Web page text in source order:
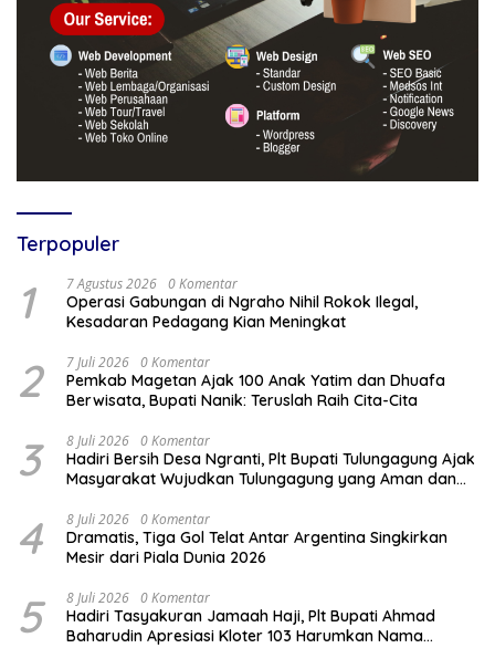
Terpopuler
1 7 Agustus 2026 0 Komentar
Operasi Gabungan di Ngraho Nihil Rokok Ilegal,
Kesadaran Pedagang Kian Meningkat
2 7 Juli 2026 0 Komentar
Pemkab Magetan Ajak 100 Anak Yatim dan Dhuafa
Berwisata, Bupati Nanik: Teruslah Raih Cita-Cita
3 8 Juli 2026 0 Komentar
Hadiri Bersih Desa Ngranti, Plt Bupati Tulungagung Ajak
Masyarakat Wujudkan Tulungagung yang Aman dan
4 8 Juli 2026 0 Komentar
Dramatis, Tiga Gol Telat Antar Argentina Singkirkan
Mesir dari Piala Dunia 2026
5 8 Juli 2026 0 Komentar
Hadiri Tasyakuran Jamaah Haji, Plt Bupati Ahmad
Baharudin Apresiasi Kloter 103 Harumkan Nama